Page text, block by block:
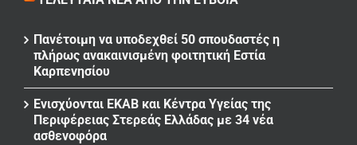
Πανέτοιμη να υποδεχθεί 50 σπουδαστές η
πλήρως ανακαινισμένη φοιτητική Εστία
Καρπενησίου
Ενισχύονται ΕΚΑΒ και Κέντρα Υγείας της
Περιφέρειας Στερεάς Ελλάδας με 34 νέα
ασθενοφόρα